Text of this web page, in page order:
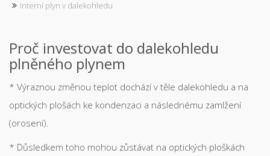
Interní plyn v dalekohledu
Proč investovat do dalekohledu
plněného plynem
* Výraznou změnou teplot dochází v těle dalekohledu a na
optických plošách ke kondenzaci a následnému zamlžení
(orosení).
* Důsledkem toho mohou zůstávat na optických ploškách